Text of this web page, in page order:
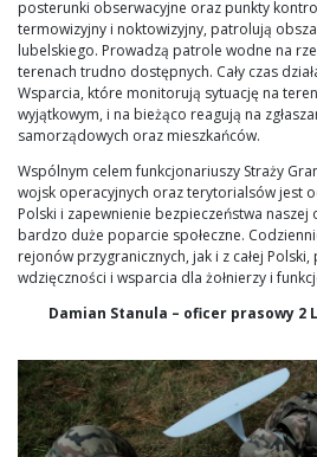
posterunki obserwacyjne oraz punkty
termowizyjny i noktowizyjny, patrolują
lubelskiego. Prowadzą patrole wodne na
terenach trudno dostępnych. Cały czas
Wsparcia, które monitorują sytuację na
wyjątkowym, i na bieżąco reagują na
samorządowych oraz mieszkańców.
Wspólnym celem funkcjonariuszy Straży
wojsk operacyjnych oraz terytorialsów jest
Polski i zapewnienie bezpieczeństwa naszej
bardzo duże poparcie społeczne.
rejonów przygranicznych, jak i z całej
wdzięczności i wsparcia dla żołnierzy i
Damian Stanula – oficer prasowy 2